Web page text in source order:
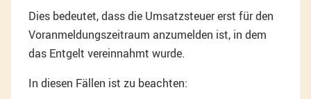
Dies bedeutet, dass die Umsatzsteuer erst für den
Voranmeldungszeitraum anzumelden ist, in dem
das Entgelt vereinnahmt wurde.
In diesen Fällen ist zu beachten: